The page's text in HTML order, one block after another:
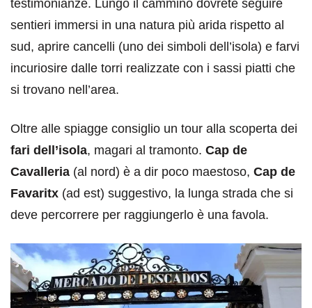
testimonianze. Lungo il cammino dovrete seguire
sentieri immersi in una natura più arida rispetto al
sud, aprire cancelli (uno dei simboli dell’isola) e farvi
incuriosire dalle torri realizzate con i sassi piatti che
si trovano nell’area.
Oltre alle spiagge consiglio un tour alla scoperta dei
fari dell’isola, magari al tramonto. Cap de
Cavalleria (al nord) è a dir poco maestoso, Cap de
Favaritx (ad est) suggestivo, la lunga strada che si
deve percorrere per raggiungerlo è una favola.